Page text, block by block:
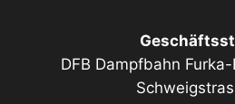
DFB Dampfbahn